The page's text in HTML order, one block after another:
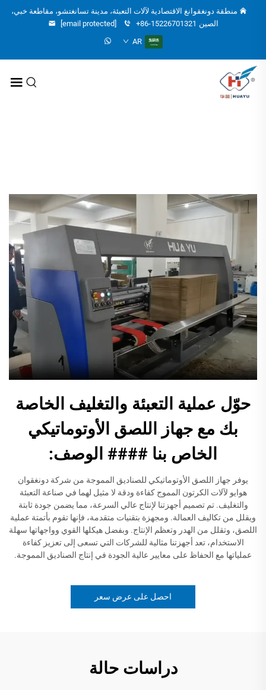
منطقة دونغقوانغ الاقتصادية لآلات التعبئة، مدينة تسانغتشو، مقاطعة خبي،
الصين +86-15226701321
[email protected]
AR
حوّل عملية التعبئة والتغليف الخاصة
بك مع جهاز اللصق الأوتوماتيكي
الخاص بنا #### الوصف:
يوفر جهاز اللصق الأوتوماتيكي للصناديق المموجة من شركة دونغقوان
هوايو لآلات الكرتون المموج كفاءة ودقة لا مثيل لهما في صناعة التعبئة
والتغليف. تم تصميم أجهزتنا لإنتاج عالي السرعة، مما يضمن جودة ثابتة
ويقلل من تكاليف العمالة. ومجهزة بتقنيات متقدمة، فإنها تقوم بأتمتة عملية
اللصق، وتقلل من الهدر وتعظم الإنتاج. وبفضل هيكلها القوي وواجهاتها سهلة
الاستخدام، تعد أجهزتنا مثالية للشركات التي تسعى إلى تعزيز كفاءة
عملياتها مع الحفاظ على معايير عالية الجودة في إنتاج الصناديق المموجة.
احصل على عرض سعر
دراسات حالة